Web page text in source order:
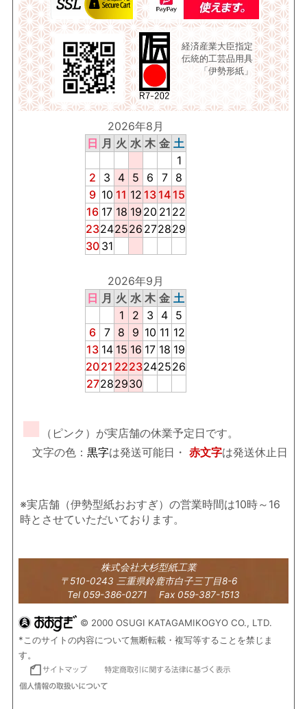
経済産業大臣指定
伝統的工芸品用具
「伊勢形紙」
2026年8月
日 月 火 水 木 金 土
1
2
3 4 5 6 7
8
9 10 11 12 13 14 15
16 17 18 19 20 21 22
23242526 272829
30 31
2026年9月
日 月 火 水 木 金 土
1
2 3 4 5
6 7 8 9 10 11 12
13 14 15 16 17 18 19
2021 2223242526
27282930
■
（ピンク）が実店舗の休業予定日です。
文字の色： 黒字は発送可能日・ 赤文字は発送休止日
※実店舗（伊勢型紙おおすぎ）の営業時間は10時～16
時とさせていただいております。
株式会社大杉型紙工業
〒510-0243 三重県鈴鹿市白子三丁目8-6
Tel 059-386-0271 Fax 059-387-1513
© 2000 OSUGI KATAGAMIKOGYO CO., LTD.
*このサイトの内容について無断転載・複写等することを禁じま
す。